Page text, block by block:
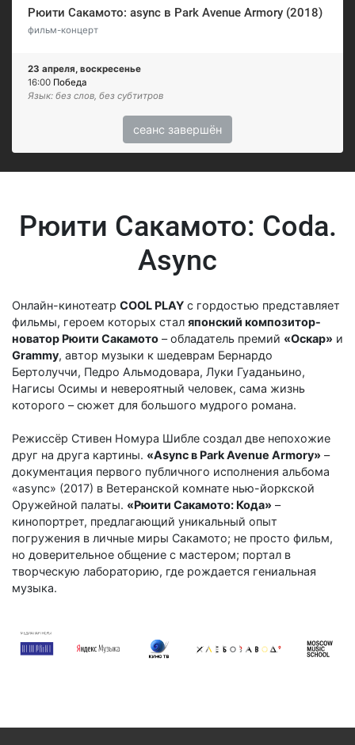
Рюити Сакамото: async в Park Avenue Armory (2018)
фильм-концерт
23 апреля, воскресенье
16:00 Победа
Язык: без слов, без субтитров
сеанс завершён
Рюити Сакамото: Coda.
Async
Онлайн-кинотеатр COOL PLAY с гордостью представляет
фильмы, героем которых стал японский композитор-
новатор Рюити Сакамото – обладатель премий «Оскар» и
Grammy, автор музыки к шедеврам Бернардо
Бертолуччи, Педро Альмодовара, Луки Гуаданьино,
Нагисы Осимы и невероятный человек, сама жизнь
которого – сюжет для большого мудрого романа.
Режиссёр Стивен Номура Шибле создал две непохожие
друг на друга картины. «Async в Park Avenue Armory» –
документация первого публичного исполнения альбома
«async» (2017) в Ветеранской комнате нью-йоркской
Оружейной палаты. «Рюити Сакамото: Кода» –
кинопортрет, предлагающий уникальный опыт
погружения в личные миры Сакамото; не просто фильм,
но доверительное общение с мастером; портал в
творческую лабораторию, где рождается гениальная
музыка.